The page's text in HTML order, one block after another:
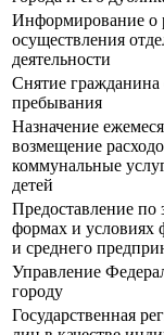
Информирование о
осуществления
деятельности
Снятие гражданина
пребывания
Назначение
возмещение
коммунальные
детей
Предоставление
формах и условиях
и среднего
Управление
городу
Государственная